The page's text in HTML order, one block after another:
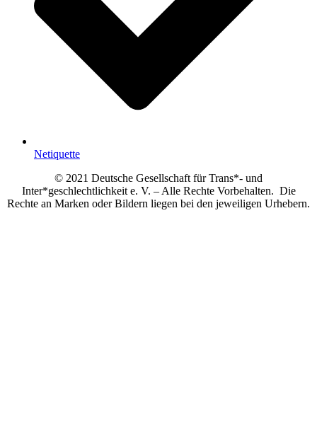
Netiquette
© 2021 Deutsche Gesellschaft für Trans*- und
Inter*geschlechtlichkeit e. V. – Alle Rechte Vorbehalten. Die
Rechte an Marken oder Bildern liegen bei den jeweiligen Urhebern.